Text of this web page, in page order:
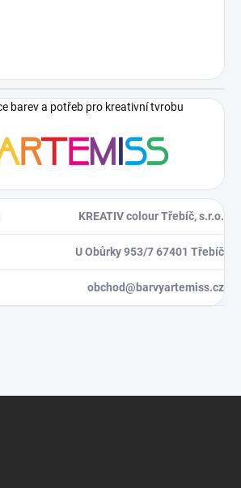
barev a potřeb pro kreativní tvrobu
KREATIV colour Třebíč, s.r.o.
U Obůrky 953/7 67401 Třebíč
obchod@barvyartemiss.cz